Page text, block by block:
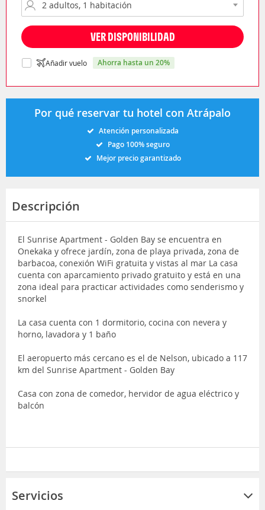
VER DISPONIBILIDAD
Añadir vuelo ahorra hasta un 20%
Por qué reservar tu hotel con Atrápalo
Atención personalizada
Pago 100% seguro
Mejor precio garantizado
Descripción
El Sunrise Apartment - Golden Bay se encuentra en
Onekaka y ofrece jardín, zona de playa privada, zona de
barbacoa, conexión WiFi gratuita y vistas al mar La casa
cuenta con aparcamiento privado gratuito y está en una
zona ideal para practicar actividades como senderismo y
snorkel
La casa cuenta con 1 dormitorio, cocina con nevera y
horno, lavadora y 1 baño
El aeropuerto más cercano es el de Nelson, ubicado a 117
km del Sunrise Apartment - Golden Bay
Casa con zona de comedor, hervidor de agua eléctrico y
balcón
Servicios